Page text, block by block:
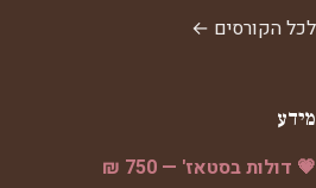
לכל הקורסים ←
מידע
💗 דולות בסטאז' — 750 ₪